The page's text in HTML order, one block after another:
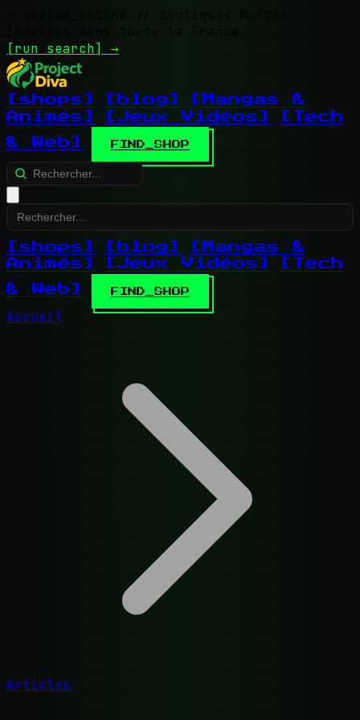
// Boutiques Mangas
indexées dans toute la France
[run search] →
[shops] [blog]
[Mangas &
Animés]
[Jeux Vidéos]
[Tech
& Web]
FIND_SHOP
[shops] [blog]
[Mangas &
Animés]
[Jeux Vidéos]
[Tech
& Web]
FIND_SHOP
Accueil
Articles